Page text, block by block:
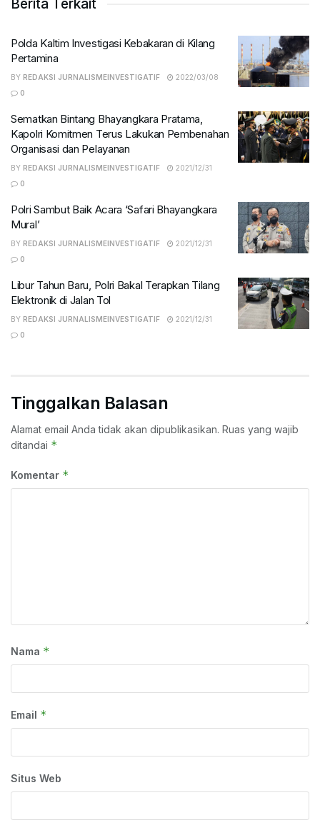
Berita Terkait
Polda Kaltim Investigasi Kebakaran di Kilang
Pertamina
BY REDAKSI JURNALISMEINVESTIGATIF
2022/03/08
0
Sematkan Bintang Bhayangkara Pratama,
Kapolri Komitmen Terus Lakukan Pembenahan
Organisasi dan Pelayanan
BY REDAKSI JURNALISMEINVESTIGATIF
2021/12/31
0
Polri Sambut Baik Acara ‘Safari Bhayangkara
Mural’
BY REDAKSI JURNALISMEINVESTIGATIF
2021/12/31
0
Libur Tahun Baru, Polri Bakal Terapkan Tilang
Elektronik di Jalan Tol
BY REDAKSI JURNALISMEINVESTIGATIF
2021/12/31
0
Tinggalkan Balasan
Alamat email Anda tidak akan dipublikasikan. Ruas yang wajib
ditandai *
Komentar *
Nama *
Email *
Situs Web